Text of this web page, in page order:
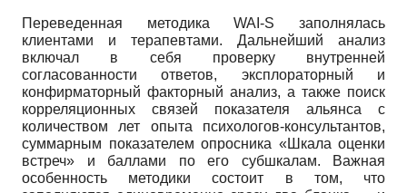
Переведенная методика WAI-S заполнялась
клиентами и терапевтами. Дальнейший анализ
включал в себя проверку внутренней
согласованности ответов, эксплораторный и
конфирматорный факторный анализ, а также поиск
корреляционных связей показателя альянса с
количеством лет опыта психологов-консультантов,
суммарным показателем опросника «Шкала оценки
встреч» и баллами по его субшкалам. Важная
особенность методики состоит в том, что